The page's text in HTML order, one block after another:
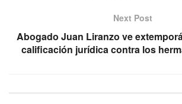
Next Post
Abogado Juan Liranzo ve
calificación jurídica contra los